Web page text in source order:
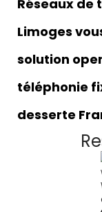
Réseaux de
Limoges
solution
téléphonie
desserte